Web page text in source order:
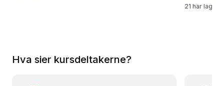
21 har lagret
Hva sier kursdeltakerne?